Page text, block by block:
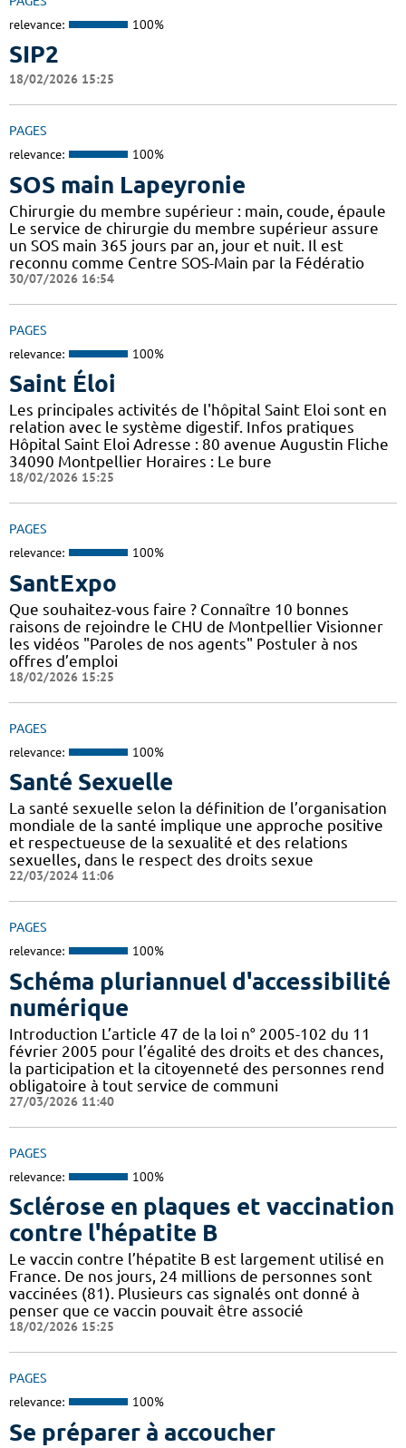
relevance: 100%
SIP2
18/02/2026 15:25
PAGES
relevance: 100%
SOS main Lapeyronie
Chirurgie du membre supérieur : main, coude, épaule
Le service de chirurgie du membre supérieur assure
un SOS main 365 jours par an, jour et nuit. Il est
reconnu comme Centre SOS-Main par la Fédératio
30/07/2026 16:54
PAGES
relevance: 100%
Saint Éloi
Les principales activités de l'hôpital Saint Eloi sont en
relation avec le système digestif. Infos pratiques
Hôpital Saint Eloi Adresse : 80 avenue Augustin Fliche
34090 Montpellier Horaires : Le bure
18/02/2026 15:25
PAGES
relevance: 100%
SantExpo
Que souhaitez-vous faire ? Connaître 10 bonnes
raisons de rejoindre le CHU de Montpellier Visionner
les vidéos "Paroles de nos agents" Postuler à nos
offres d’emploi
18/02/2026 15:25
PAGES
relevance: 100%
Santé Sexuelle
La santé sexuelle selon la définition de l’organisation
mondiale de la santé implique une approche positive
et respectueuse de la sexualité et des relations
sexuelles, dans le respect des droits sexue
22/03/2024 11:06
PAGES
relevance: 100%
Schéma pluriannuel d'accessibilité
numérique
Introduction L’article 47 de la loi n° 2005-102 du 11
février 2005 pour l’égalité des droits et des chances,
la participation et la citoyenneté des personnes rend
obligatoire à tout service de communi
27/03/2026 11:40
PAGES
relevance: 100%
Sclérose en plaques et vaccination
contre l'hépatite B
Le vaccin contre l’hépatite B est largement utilisé en
France. De nos jours, 24 millions de personnes sont
vaccinées (81). Plusieurs cas signalés ont donné à
penser que ce vaccin pouvait être associé
18/02/2026 15:25
PAGES
relevance: 100%
Se préparer à accoucher